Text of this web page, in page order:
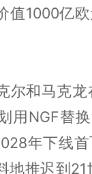
值1000亿
尔和马克
用NGF替
年下线
地推迟到